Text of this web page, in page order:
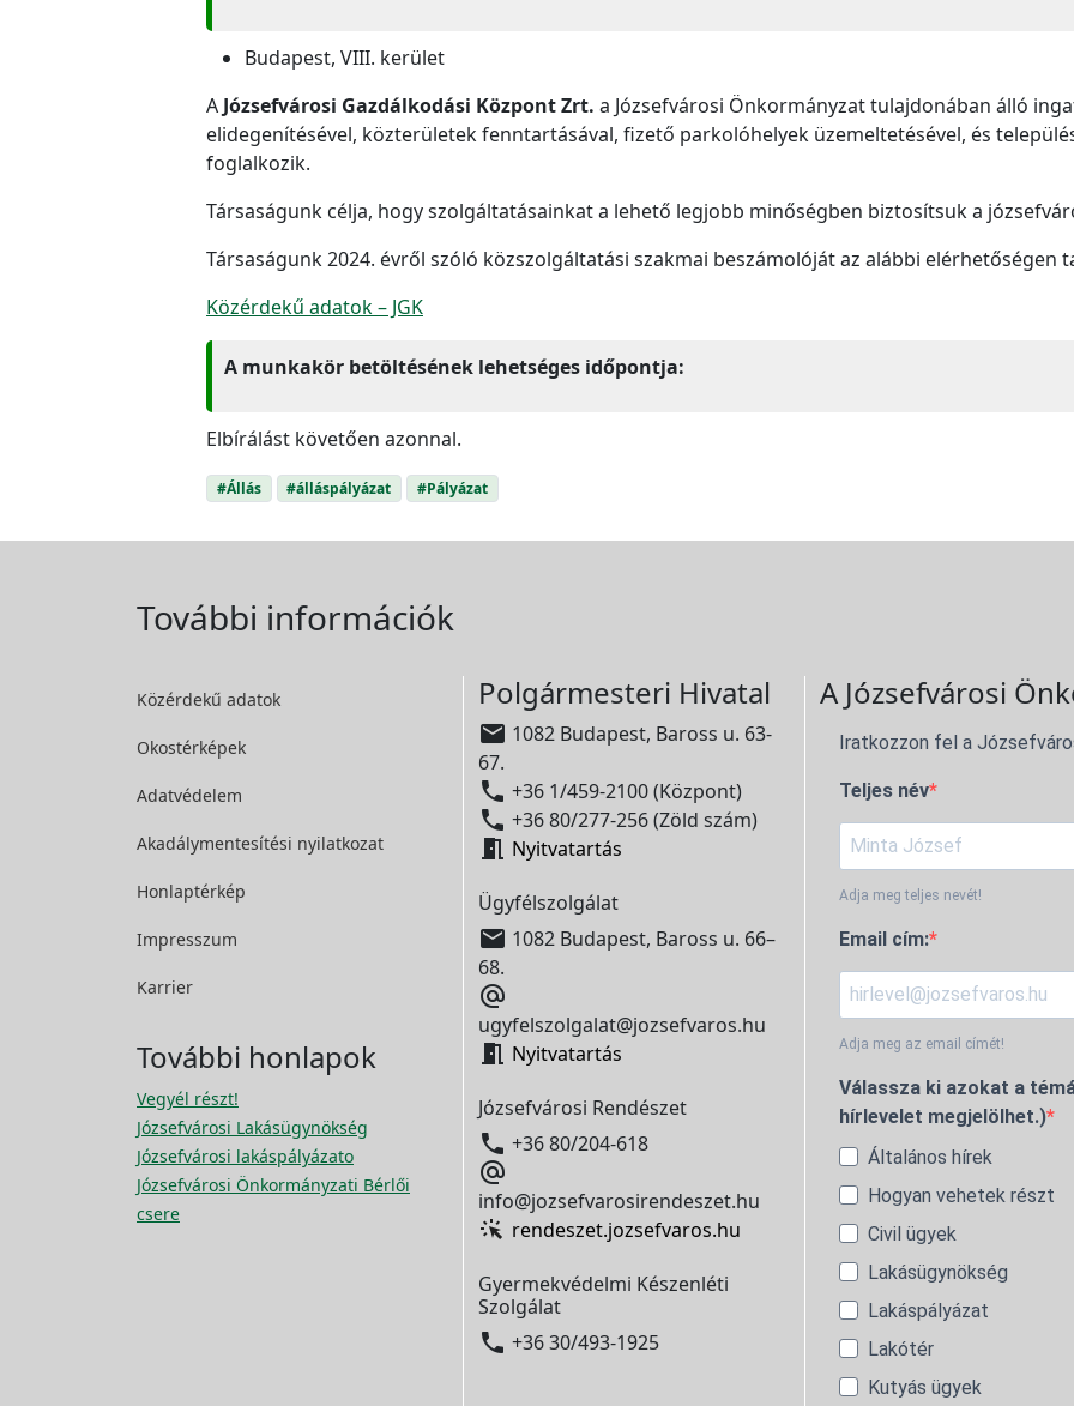
Budapest, VIII. kerület
A Józsefvárosi Gazdálkodási Központ Zrt. a Józsefvárosi Önkormányzat tulajdonában álló
elidegenítésével, közterületek fenntartásával, fizető parkolóhelyek üzemeltetésével, és
foglalkozik.
Társaságunk célja, hogy szolgáltatásainkat a lehető legjobb minőségben biztosítsuk a
Társaságunk 2024. évről szóló közszolgáltatási szakmai beszámolóját az alábbi elérhetőségen
Közérdekű adatok – JGK
A munkakör betöltésének lehetséges időpontja:
Elbírálást követően azonnal.
#Állás #álláspályázat #Pályázat
További információk
Közérdekű adatok
Okostérképek
Adatvédelem
Akadálymentesítési nyilatkozat
Honlaptérkép
Impresszum
Karrier
További honlapok
Vegyél részt!
Józsefvárosi Lakásügynökség
Józsefvárosi lakáspályázato
Józsefvárosi Önkormányzati Bérlői
csere
Polgármesteri Hivatal
 1082 Budapest, Baross u. 63-
67.
 +36 1/459-2100 (Központ)
 +36 80/277-256 (Zöld szám)
 Nyitvatartás
Ügyfélszolgálat
 1082 Budapest, Baross u. 66–
68.

ugyfelszolgalat@jozsefvaros.hu
 Nyitvatartás
Józsefvárosi Rendészet
 +36 80/204-618

info@jozsefvarosirendeszet.hu
rendeszet.jozsefvaros.hu
Gyermekvédelmi Készenléti
Szolgálat
 +36 30/493-1925
A Józsefvárosi
Iratkozzon fel a
Teljes név
Adja meg teljes nevét!
Email cím:
Adja meg az email címét!
Válassza ki azokat a
hírlevelet megjelölhet.)
Általános hírek
Hogyan vehetek részt
Civil ügyek
Lakásügynökség
Lakáspályázat
Lakótér
Kutyás ügyek